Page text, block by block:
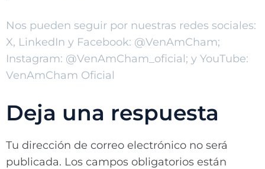
Nos pueden seguir por nuestras redes sociales:
X, LinkedIn y Facebook: @VenAmCham;
Instagram: @VenAmCham_oficial; y YouTube:
VenAmCham Oficial
Deja una respuesta
Tu dirección de correo electrónico no será
publicada. Los campos obligatorios están